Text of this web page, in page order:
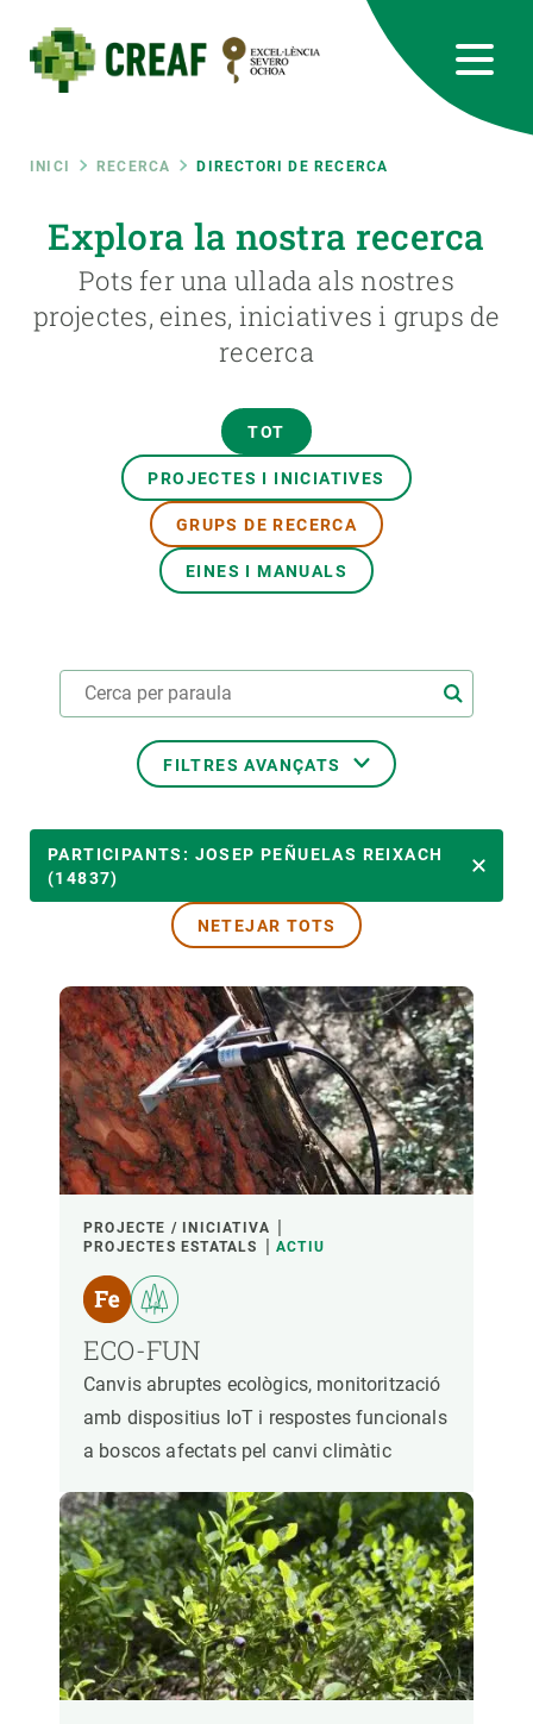
contingut
Fil
d'ariadna
INICI RECERCA DIRECTORI DE RECERCA
Explora la nostra recerca
Pots fer una ullada als nostres
projectes, eines, iniciatives i grups de
recerca
TOT
PROJECTES I INICIATIVES
GRUPS DE RECERCA
EINES I MANUALS
FILTRES AVANÇATS
TEMES TRANSVERSALS
LIDERAT PER
PARTICIPANTS
FINANÇAMENT
ANY D'INICI
LIDERATGE CREAF LIDERATGE EXTERN
- QUALSEVOL - ACTIU INACTIU
PARTICIPANTS: JOSEP PEÑUELAS REIXACH
(14837)
NETEJAR TOTS
PROJECTE / INICIATIVA
PROJECTES ESTATALS
ACTIU
ECO-FUN
Canvis abruptes ecològics, monitorització
amb dispositius IoT i respostes funcionals
a boscos afectats pel canvi climàtic
RRSS
Featured
responsive
INTRANET
Responsive
menu
CIÈNCIA EN ACCIÓ
UNEIX-TE A NOSALTRES